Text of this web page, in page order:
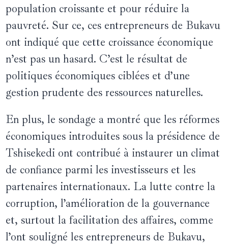
population croissante et pour réduire la
pauvreté. Sur ce, ces entrepreneurs de Bukavu
ont indiqué que cette croissance économique
n’est pas un hasard. C’est le résultat de
politiques économiques ciblées et d’une
gestion prudente des ressources naturelles.
En plus, le sondage a montré que les réformes
économiques introduites sous la présidence de
Tshisekedi ont contribué à instaurer un climat
de confiance parmi les investisseurs et les
partenaires internationaux. La lutte contre la
corruption, l’amélioration de la gouvernance
et, surtout la facilitation des affaires, comme
l’ont souligné les entrepreneurs de Bukavu,